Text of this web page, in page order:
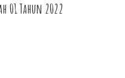
01 Tahun 2022